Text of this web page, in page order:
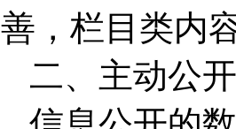
善，栏目类内
二、主动公